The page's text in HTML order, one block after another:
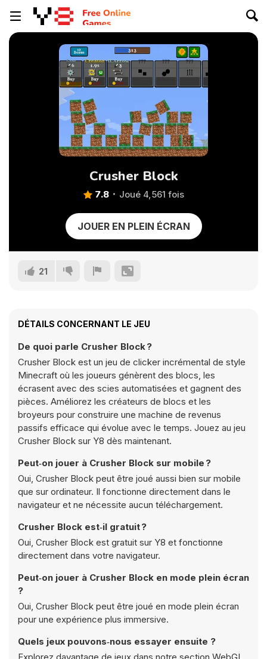
Crusher Block
7.8 Joué 4,561 fois
JOUER EN PLEIN ÉCRAN
21
DÉTAILS CONCERNANT LE JEU
De quoi parle Crusher Block ?
Crusher Block est un jeu de clicker incrémental de style
Minecraft où les joueurs génèrent des blocs, les
écrasent avec des scies automatisées et gagnent des
pièces. Améliorez les créateurs de blocs et les
broyeurs pour construire une machine de revenus
passifs efficace qui évolue avec le temps. Jouez au jeu
Crusher Block sur Y8 dès maintenant.
Peut‑on jouer à Crusher Block sur mobile ?
Oui, Crusher Block peut être joué aussi bien sur mobile
que sur ordinateur. Il fonctionne directement dans le
navigateur et ne nécessite aucun téléchargement.
Crusher Block est‑il gratuit ?
Oui, Crusher Block est gratuit sur Y8 et fonctionne
directement dans votre navigateur.
Peut‑on jouer à Crusher Block en mode plein écran
?
Oui, Crusher Block peut être joué en mode plein écran
pour une expérience plus immersive.
Quels jeux pouvons‑nous essayer ensuite ?